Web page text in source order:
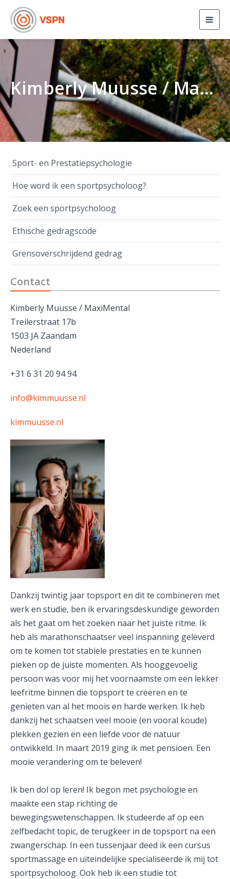
Kimberly Muusse / MaxiMental
Sport- en Prestatiepsychologie
Hoe word ik een sportpsycholoog?
Zoek een sportpsycholoog
Ethische gedragscode
Grensoverschrijdend gedrag
Contact
Kimberly Muusse / MaxiMental
Treilerstraat 17b
1503 JA Zaandam
Nederland
+31 6 31 20 94 94
info@kimmuusse.nl
kimmuusse.nl
Dankzij twintig jaar topsport en dit te combineren met
werk en studie, ben ik ervaringsdeskundige geworden
als het gaat om het zoeken naar het juiste ritme. Ik
heb als marathonschaatser veel inspanning geleverd
om te komen tot stabiele prestaties en te kunnen
pieken op de juiste momenten. Als hooggevoelig
persoon was voor mij het voornaamste om een lekker
leefritme binnen die topsport te creëren en te
genieten van al het moois en harde werken. Ik heb
dankzij het schaatsen veel mooie (en vooral koude)
plekken gezien en een liefde voor de natuur
ontwikkeld. In maart 2019 ging ik met pensioen. Een
mooie verandering om te beleven!
Ik ben dol op leren! Ik begon met psychologie en
maakte een stap richting de
bewegingswetenschappen. Ik studeerde af op een
zelfbedacht topic, de terugkeer in de topsport na een
zwangerschap. In een tussenjaar deed ik een cursus
sportmassage en uiteindelijke specialiseerde ik mij tot
sportpsycholoog. Ook heb ik een studie tot